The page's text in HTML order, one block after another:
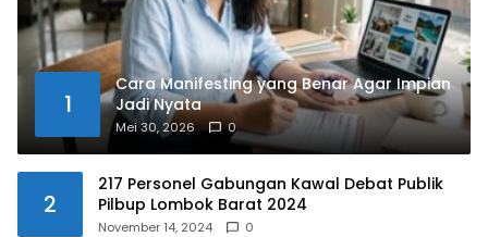
1
Cara Manifesting yang Benar Agar Impian
Jadi Nyata
Mei 30, 2026 0
2
217 Personel Gabungan Kawal Debat Publik
Pilbup Lombok Barat 2024
November 14, 2024 0